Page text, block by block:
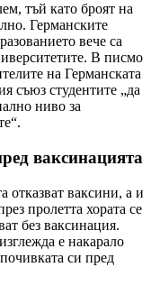
тъй като броят на
Германските
вече са
В писмо
на Германската
съюз студентите „да
ниво за
ваксинацията
отказват ваксини, а и
пролетта хората се
без ваксинация.
е накарало
си пред